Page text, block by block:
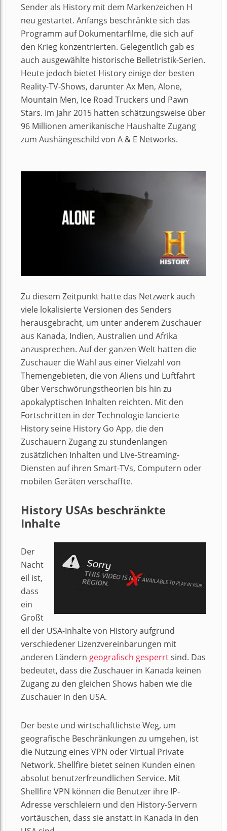
Sender als History mit dem Markenzeichen H
neu gestartet. Anfangs beschränkte sich das
Programm auf Dokumentarfilme, die sich auf
den Krieg konzentrierten. Gelegentlich gab es
auch ausgewählte historische Belletristik-Serien.
Heute jedoch bietet History einige der besten
Reality-TV-Shows, darunter Ax Men, Alone,
Mountain Men, Ice Road Truckers und Pawn
Stars. Im Jahr 2015 hatten schätzungsweise über
96 Millionen amerikanische Haushalte Zugang
zum Aushängeschild von A & E Networks.
Zu diesem Zeitpunkt hatte das Netzwerk auch
viele lokalisierte Versionen des Senders
herausgebracht, um unter anderem Zuschauer
aus Kanada, Indien, Australien und Afrika
anzusprechen. Auf der ganzen Welt hatten die
Zuschauer die Wahl aus einer Vielzahl von
Themengebieten, die von Aliens und Luftfahrt
über Verschwörungstheorien bis hin zu
apokalyptischen Inhalten reichten. Mit den
Fortschritten in der Technologie lancierte
History seine History Go App, die den
Zuschauern Zugang zu stundenlangen
zusätzlichen Inhalten und Live-Streaming-
Diensten auf ihren Smart-TVs, Computern oder
mobilen Geräten verschaffte.
History USAs beschränkte
Inhalte
Der
Nacht
eil ist,
dass
ein
Großt
eil der USA-Inhalte von History aufgrund
verschiedener Lizenzvereinbarungen mit
anderen Ländern geografisch gesperrtsind. Das
bedeutet, dass die Zuschauer in Kanada keinen
Zugang zu den gleichen Shows haben wie die
Zuschauer in den USA.
Der beste und wirtschaftlichste Weg, um
geografische Beschränkungen zu umgehen, ist
die Nutzung eines VPN oder Virtual Private
Network. Shellfire bietet seinen Kunden einen
absolut benutzerfreundlichen Service. Mit
Shellfire VPN können die Benutzer ihre IP-
Adresse verschleiern und den History-Servern
vortäuschen, dass sie anstatt in Kanada in den